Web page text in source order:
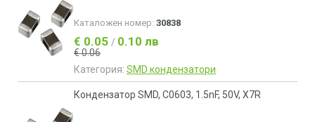
Каталожен номер: 30838
€ 0.05 / 0.10 лв
€ 0.06
Категория: SMD кондензатори
Кондензатор SMD, C0603, 1.5nF, 50V, X7R